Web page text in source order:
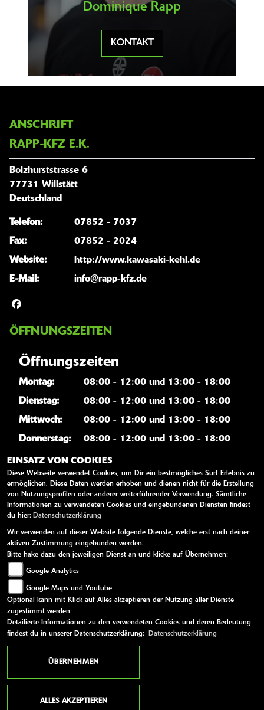
Dominique Rapp
KONTAKT
ANSCHRIFT
RAPP-KFZ E.K.
Bolzhurststrasse 6
77731 Willstätt
Deutschland
Telefon:
07852 - 7037
Fax:
07852 - 2024
Website:
http://www.kawasaki-kehl.de
E-Mail:
info@rapp-kfz.de
ÖFFNUNGSZEITEN
Öffnungszeiten
Montag:
08:00 - 12:00 und 13:00 - 18:00
Dienstag:
08:00 - 12:00 und 13:00 - 18:00
Mittwoch:
08:00 - 12:00 und 13:00 - 18:00
Donnerstag:
08:00 - 12:00 und 13:00 - 18:00
Freitag:
08:00 - 12:00 und 13:00 - 18:00
Samstag:
09:00 - 12:00
Sonntag:
geschlossen
WEITERE LINKS
Kawasaki News
Kawasaki Handbücher
Kawasaki Bekleidung
Kawasaki Merchandise
AGB Impressum Datenschutz Disclaimer
EINSATZ VON COOKIES
Diese Webseite verwendet Cookies, um Dir ein bestmögliches Surf-Erlebnis zu
ermöglichen. Diese Daten werden erhoben und dienen nicht für die Erstellung
von Nutzungsprofilen oder anderer weiterführender Verwendung. Sämtliche
Informationen zu verwendeten Cookies und eingebundenen Diensten findest
du hier: Datenschutzerklärung
Wir verwenden auf dieser Website folgende Dienste, welche erst nach deiner
aktiven Zustimmung eingebunden werden.
Bitte hake dazu den jeweiligen Dienst an und klicke auf Übernehmen:
Google Analytics
Google Maps und Youtube
Optional kann mit Klick auf Alles akzeptieren der Nutzung aller Dienste
zugestimmt werden
Detailierte Informationen zu den verwendeten Cookies und deren Bedeutung
findest du in unserer Datenschutzerklärung:
Datenschutzerklärung
ÜBERNEHMEN
ALLES AKZEPTIEREN